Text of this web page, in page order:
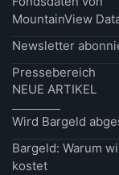
MountainView
Newsletter
Pressebereich
NEUE ARTIKEL
Wird Bargeld
Bargeld: Warum
kostet